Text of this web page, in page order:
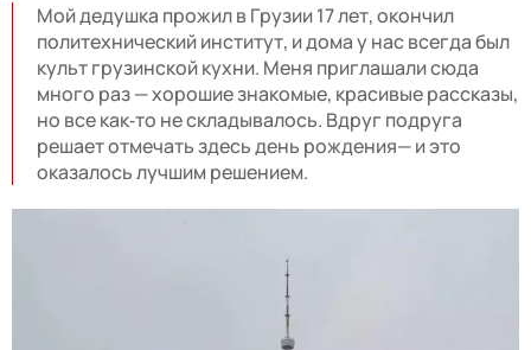
Мой дедушка прожил в Грузии 17 лет, окончил
политехнический институт, и дома у нас всегда был
культ грузинской кухни. Меня приглашали сюда
много раз — хорошие знакомые, красивые рассказы,
но все как‑то не складывалось. Вдруг подруга
решает отмечать здесь день рождения— и это
оказалось лучшим решением.